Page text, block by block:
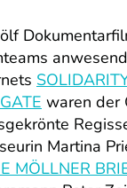
waren der
Martina
MÖLLNER